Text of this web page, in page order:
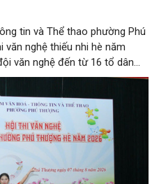
tin và Thể thao phường Phú
nghệ thiếu nhi hè năm
văn nghệ đến từ 16 tổ dân